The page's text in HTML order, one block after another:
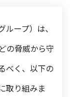
ープ）は、
の脅威から守
べく、以下の
取り組みま